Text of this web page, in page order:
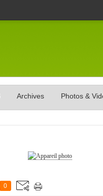
Archives Photos &
0